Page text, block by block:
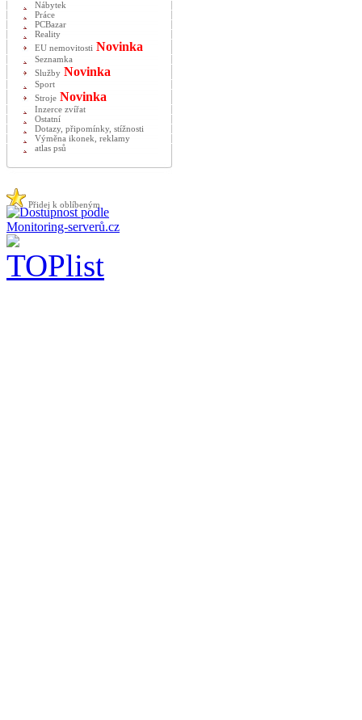
Nábytek
Práce
PCBazar
Reality
EU nemovitosti Novinka
Seznamka
Služby Novinka
Sport
Stroje Novinka
Inzerce zvířat
Ostatní
Dotazy, připomínky, stížnosti
Výměna ikonek, reklamy
atlas psů
Přidej k oblíbeným